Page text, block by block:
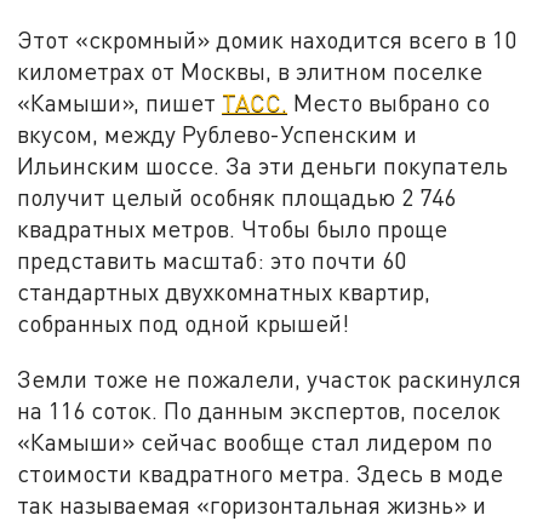
Этот «скромный» домик находится всего в 10
километрах от Москвы, в элитном поселке
«Камыши», пишет ТАСС. Место выбрано со
вкусом, между Рублево-Успенским и
Ильинским шоссе. За эти деньги покупатель
получит целый особняк площадью 2 746
квадратных метров. Чтобы было проще
представить масштаб: это почти 60
стандартных двухкомнатных квартир,
собранных под одной крышей!
Земли тоже не пожалели, участок раскинулся
на 116 соток. По данным экспертов, поселок
«Камыши» сейчас вообще стал лидером по
стоимости квадратного метра. Здесь в моде
так называемая «горизонтальная жизнь» и